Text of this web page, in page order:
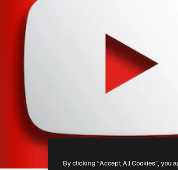
By clicking “Accept All Cookies”, you